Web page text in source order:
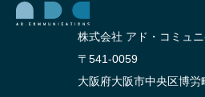
株式会社 アド・コミュ
〒541-0059
大阪府大阪市中央区博